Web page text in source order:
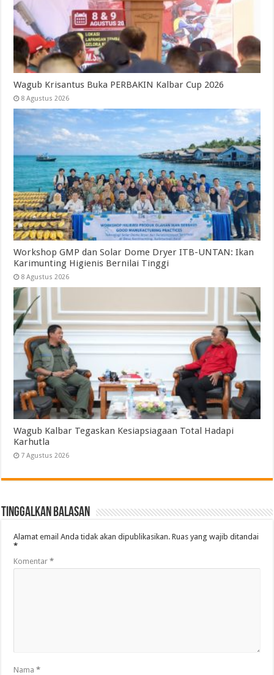
Wagub Krisantus Buka PERBAKIN Kalbar Cup 2026
8 Agustus 2026
Workshop GMP dan Solar Dome Dryer ITB-UNTAN: Ikan
Karimunting Higienis Bernilai Tinggi
8 Agustus 2026
Wagub Kalbar Tegaskan Kesiapsiagaan Total Hadapi
Karhutla
7 Agustus 2026
Tinggalkan Balasan
Alamat email Anda tidak akan dipublikasikan. Ruas yang wajib ditandai
*
Komentar*
Nama*